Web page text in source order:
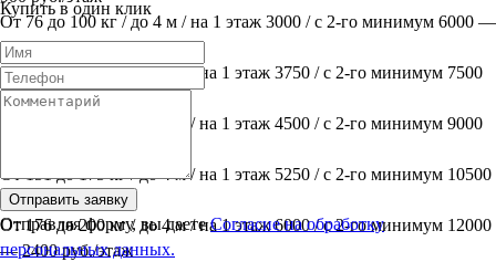
От 76 до 100 кг / до 4 м / на 1 этаж 3000 / с 2-го минимум 6000 —
1200 руб./этаж
От 101 до 125 кг / до 4 м / на 1 этаж 3750 / с 2-го минимум 7500
— 1500 руб./этаж
От 126 до 150 кг / до 4 м / на 1 этаж 4500 / с 2-го минимум 9000
От 151 до 175 кг / до 4 м / на 1 этаж 5250 / с 2-го минимум 10500
— 2100 руб./этаж
От 176 до 200 кг / до 4 м / на 1 этаж 6000 / с 2-го минимум 12000
— 2400 руб./этаж
Купить в один клик
Отправить заявку
Отправляя форму, вы даетеСогласие на обработку
персональных данных.